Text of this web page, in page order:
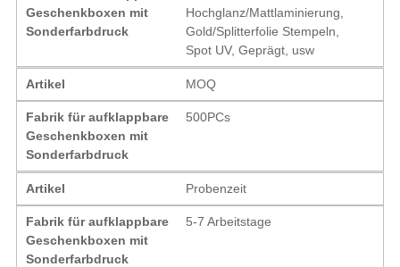
Geschenkboxen mit
Sonderfarbdruck
Hochglanz/Mattlaminierung,
Gold/Splitterfolie Stempeln,
Spot UV, Geprägt, usw
Artikel MOQ
Fabrik für aufklappbare
Geschenkboxen mit
Sonderfarbdruck
500PCs
Artikel Probenzeit
Fabrik für aufklappbare
Geschenkboxen mit
Sonderfarbdruck
5-7 Arbeitstage